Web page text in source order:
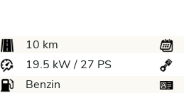
10 km
19.5 kW / 27 PS
Benzin